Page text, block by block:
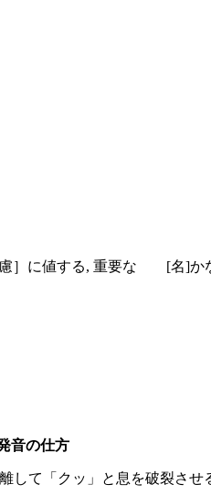
慮］に値する, 重要な [名]か
音の仕方
て「クッ」と息を破裂させ